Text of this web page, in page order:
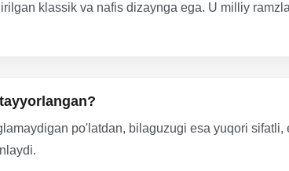
klassik va nafis dizaynga ega. U milliy
po'latdan, bilaguzugi esa yuqori